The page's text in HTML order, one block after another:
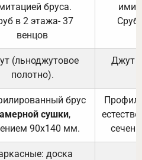
бруса.
в 2 этажа- 37
венцов
Сруб
(льноджутовое
полотно).
Джут
брус
сушки,
90х140 мм.
доска